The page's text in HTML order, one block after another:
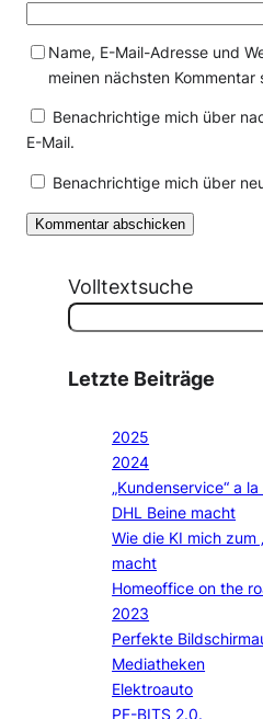
Name, E-Mail-Adresse und
meinen nächsten Kommentar
Benachrichtige mich über
E-Mail.
Benachrichtige mich über
Volltextsuche
Letzte Beiträge
2025
2024
„Kundenservice“ a
DHL Beine macht
Wie die KI mich zum
macht
Homeoffice on the
2023
Perfekte
Mediatheken
Elektroauto
PF-BITS 2.0.